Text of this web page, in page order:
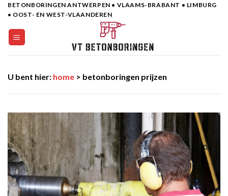
Skip
content
BETONBORINGEN ANTWERPEN • VLAAMS-BRABANT • LIMBURG
• OOST- EN WEST-VLAANDEREN
U bent hier: home > betonboringen prijzen